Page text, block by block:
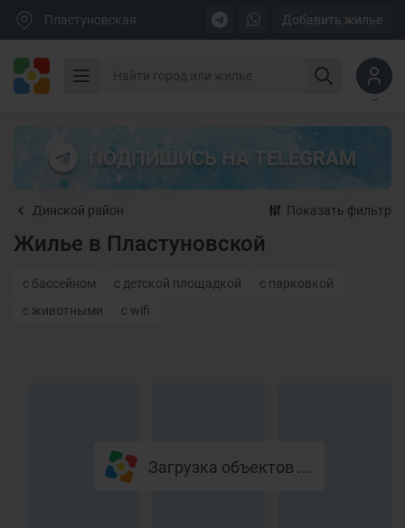
Пластуновская Добавить жилье
ПОДПИШИСЬ НА TELEGRAM
Динской район Показать фильтр
Жилье в Пластуновской
с бассейном с детской площадкой
с парковкой
с животными
с wifi
Загрузка объектов ...